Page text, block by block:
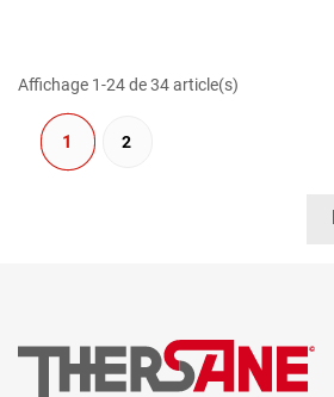
Affichage 1-24 de 34 article(s)
1 2